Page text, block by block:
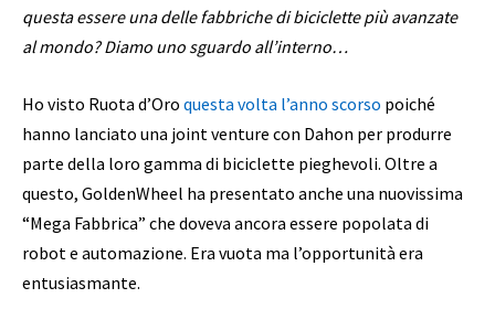
questa essere una delle fabbriche di biciclette più avanzate
al mondo? Diamo uno sguardo all’interno…
Ho visto Ruota d’Oro questa volta l’anno scorso poiché
hanno lanciato una joint venture con Dahon per produrre
parte della loro gamma di biciclette pieghevoli. Oltre a
questo, GoldenWheel ha presentato anche una nuovissima
“Mega Fabbrica” ​​che doveva ancora essere popolata di
robot e automazione. Era vuota ma l’opportunità era
entusiasmante.